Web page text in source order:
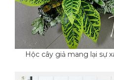
Hộc cây giả mang lại sự